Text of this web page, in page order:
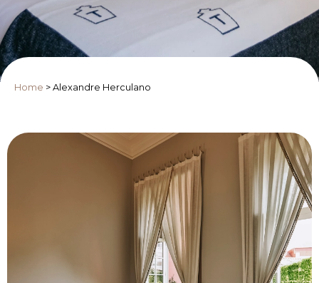
Home > Alexandre Herculano